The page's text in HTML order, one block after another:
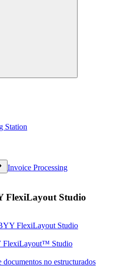
Station
Invoice Processing
FlexiLayout Studio
FlexiLayout Studio
FlexiLayout™ Studio
documentos no estructurados